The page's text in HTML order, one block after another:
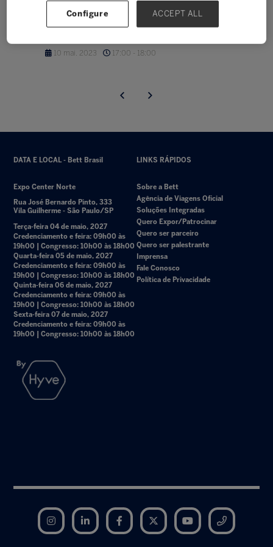
Palestra inspiradora: A
Fórmula da Inovação
10 mai. 2023 17:00 - 18:00
DATA E LOCAL - Bett Brasil
Expo Center Norte
Rua José Bernardo Pinto, 333
Vila Guilherme - São Paulo/SP
Terça-feira 04 de maio, 2027
Credenciamento e feira: 09h00 às
19h00 | Congresso: 10h00 às 18h00
Quarta-feira 05 de maio, 2027
Credenciamento e feira: 09h00 às
19h00 | Congresso: 10h00 às 18h00
Quinta-feira 06 de maio, 2027
Credenciamento e feira: 09h00 às
19h00 | Congresso: 10h00 às 18h00
Sexta-feira 07 de maio, 2027
Credenciamento e feira: 09h00 às
19h00 | Congresso: 10h00 às 18h00
LINKS RÁPIDOS
Sobre a Bett
Agência de Viagens Oficial
Soluções Integradas
Quero Expor/Patrocinar
Quero ser parceiro
Quero ser palestrante
Imprensa
Fale Conosco
Política de Privacidade
Instagram LinkedIn Facebook Twitter YouTube
Configure ACCEPT ALL